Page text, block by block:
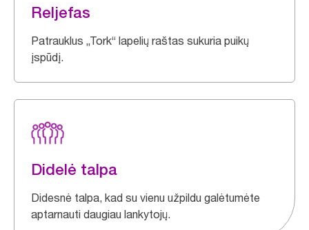
Reljefas
Patrauklus „Tork“ lapelių raštas sukuria puikų
įspūdį.
Didelė talpa
Didesnė talpa, kad su vienu užpildu galėtumėte
aptarnauti daugiau lankytojų.